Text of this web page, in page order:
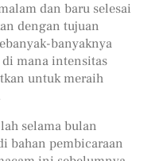
dan baru selesai
dengan tujuan
banyaknya
di mana intensitas
untuk meraih
selama bulan
bahan pembicaraan